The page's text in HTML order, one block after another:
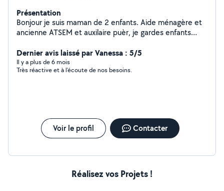
Présentation
Bonjour je suis maman de 2 enfants. Aide ménagère et
ancienne ATSEM et auxilaire puèr, je gardes enfants
Dernier avis laissé par Vanessa : 5/5
Il y a plus de 6 mois
Très réactive et à l'écoute de nos besoins.
Voir le profil Contacter
Réalisez vos Projets !